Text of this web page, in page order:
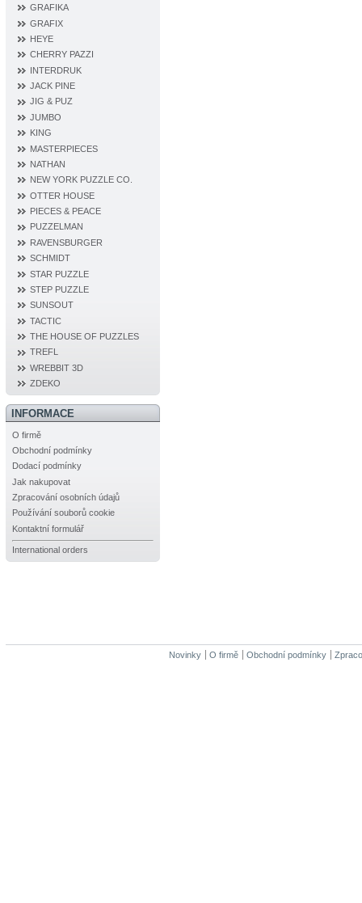
GRAFIKA
GRAFIX
HEYE
CHERRY PAZZI
INTERDRUK
JACK PINE
JIG & PUZ
JUMBO
KING
MASTERPIECES
NATHAN
NEW YORK PUZZLE CO.
OTTER HOUSE
PIECES & PEACE
PUZZELMAN
RAVENSBURGER
SCHMIDT
STAR PUZZLE
STEP PUZZLE
SUNSOUT
TACTIC
THE HOUSE OF PUZZLES
TREFL
WREBBIT 3D
ZDEKO
INFORMACE
O firmě
Obchodní podmínky
Dodací podmínky
Jak nakupovat
Zpracování osobních údajů
Používání souborů cookie
Kontaktní formulář
International orders
Novinky O firmě Obchodní podmínky